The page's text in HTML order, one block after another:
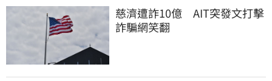
慈濟遭詐10億　AIT突發文打擊
詐騙網笑翻